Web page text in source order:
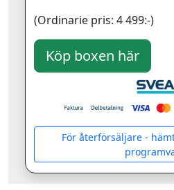
(Ordinarie pris: 4 499:-)
För återförsäljare -